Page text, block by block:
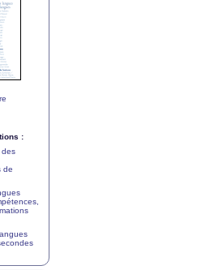
:
des
de